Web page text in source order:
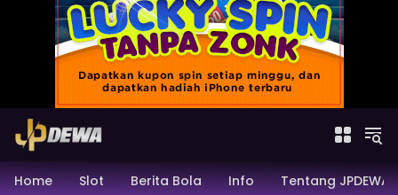
Home Slot Berita Bola Info Tentang JPDEWA